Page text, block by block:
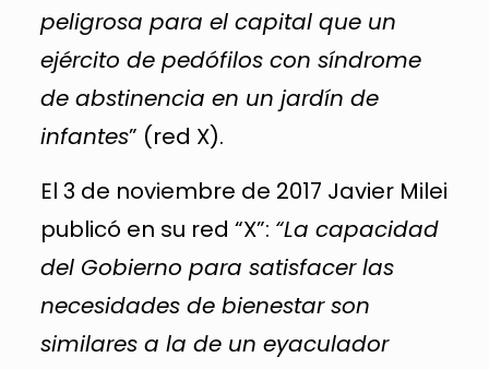
peligrosa para el capital que un
ejército de pedófilos con síndrome
de abstinencia en un jardín de
infantes” (red X).
El 3 de noviembre de 2017 Javier Milei
publicó en su red “X”: “La capacidad
del Gobierno para satisfacer las
necesidades de bienestar son
similares a la de un eyaculador